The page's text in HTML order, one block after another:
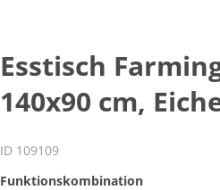
Esstisch
140x90 cm,
ID 109109
Funktionskombination